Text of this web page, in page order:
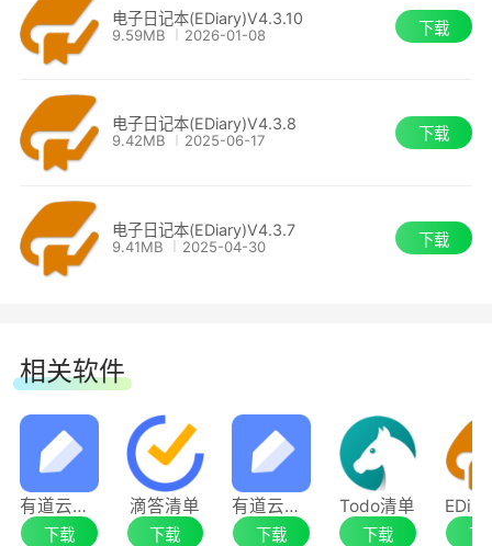
修正：修正了从其它日记本导入后的链接失效
的问题。
修正：修正了导入源码文件时因为编码问题导
致乱码的问题。
修正：修正了账号信息页面中某些栏目的底色
不正常的问题。
新增：新增了 "行距" 工具栏按钮和相应菜单
项。
新增：新增了简体繁体转换功能(菜单：格式 -
> 简体/繁体)。
电子日记本(EDiary)V4.3.10
9.59MB 2026-01-08 下载
电子日记本(EDiary)V4.3.8
9.42MB 2025-06-17 下载
电子日记本(EDiary)V4.3.7
9.41MB 2025-04-30 下载
相关软件
有道云笔记电脑版
下载
滴答清单
下载
有道云笔记
下载
Todo清单
下载 下